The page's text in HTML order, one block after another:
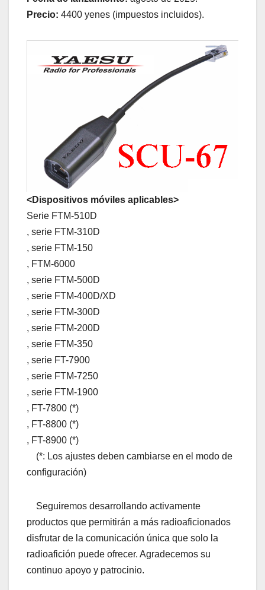
Precio: 4400 yenes (impuestos incluidos).
<Dispositivos móviles aplicables>
Serie FTM-510D
, serie FTM-310D
, serie FTM-150
, FTM-6000
, serie FTM-500D
, serie FTM-400D/XD
, serie FTM-300D
, serie FTM-200D
, serie FTM-350
, serie FT-7900
, serie FTM-7250
, serie FTM-1900
, FT-7800 (*)
, FT-8800 (*)
, FT-8900 (*)
(*: Los ajustes deben cambiarse en el modo de
configuración)
Seguiremos desarrollando activamente
productos que permitirán a más radioaficionados
disfrutar de la comunicación única que solo la
radioafición puede ofrecer. Agradecemos su
continuo apoyo y patrocinio.